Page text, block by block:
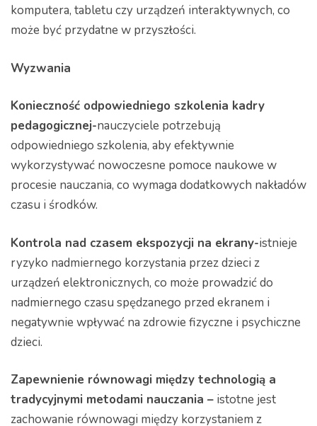
komputera, tabletu czy urządzeń interaktywnych, co
może być przydatne w przyszłości.
Wyzwania
Konieczność odpowiedniego szkolenia kadry
pedagogicznej-nauczyciele potrzebują
odpowiedniego szkolenia, aby efektywnie
wykorzystywać nowoczesne pomoce naukowe w
procesie nauczania, co wymaga dodatkowych nakładów
czasu i środków.
Kontrola nad czasem ekspozycji na ekrany-istnieje
ryzyko nadmiernego korzystania przez dzieci z
urządzeń elektronicznych, co może prowadzić do
nadmiernego czasu spędzanego przed ekranem i
negatywnie wpływać na zdrowie fizyczne i psychiczne
dzieci.
Zapewnienie równowagi między technologią a
tradycyjnymi metodami nauczania – istotne jest
zachowanie równowagi między korzystaniem z